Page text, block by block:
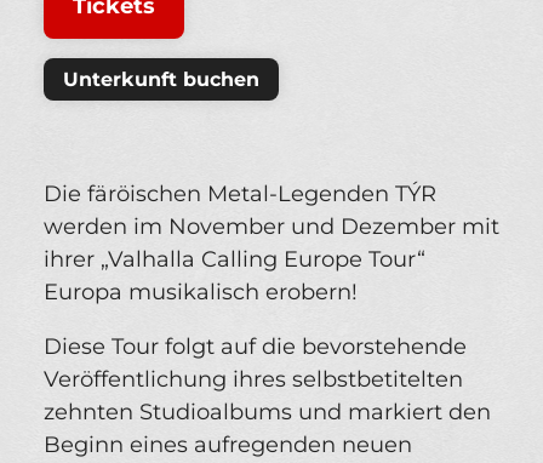
Tickets
Unterkunft buchen
Die färöischen Metal-Legenden TÝR
werden im November und Dezember mit
ihrer „Valhalla Calling Europe Tour“
Europa musikalisch erobern!
Diese Tour folgt auf die bevorstehende
Veröffentlichung ihres selbstbetitelten
zehnten Studioalbums und markiert den
Beginn eines aufregenden neuen